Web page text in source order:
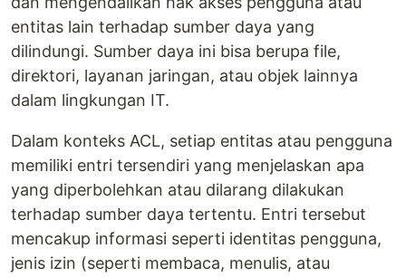
entitas lain terhadap sumber daya yang
dilindungi. Sumber daya ini bisa berupa file,
direktori, layanan jaringan, atau objek lainnya
dalam lingkungan IT.
Dalam konteks ACL, setiap entitas atau pengguna
memiliki entri tersendiri yang menjelaskan apa
yang diperbolehkan atau dilarang dilakukan
terhadap sumber daya tertentu. Entri tersebut
mencakup informasi seperti identitas pengguna,
jenis izin (seperti membaca, menulis, atau